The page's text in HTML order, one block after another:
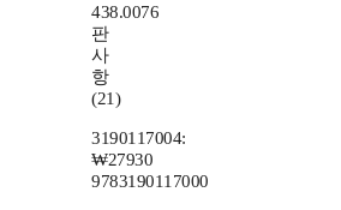
438.0076
판
사
항
(21)
3190117004:
₩27930
9783190117000